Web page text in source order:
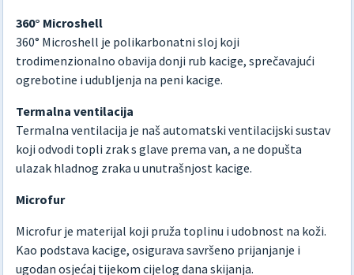
360° Microshell
360° Microshell je polikarbonatni sloj koji
trodimenzionalno obavija donji rub kacige, sprečavajući
ogrebotine i udubljenja na peni kacige.
Termalna ventilacija
Termalna ventilacija je naš automatski ventilacijski sustav
koji odvodi topli zrak s glave prema van, a ne dopušta
ulazak hladnog zraka u unutrašnjost kacige.
Microfur
Microfur je materijal koji pruža toplinu i udobnost na koži.
Kao podstava kacige, osigurava savršeno prijanjanje i
ugodan osjećaj tijekom cijelog dana skijanja.